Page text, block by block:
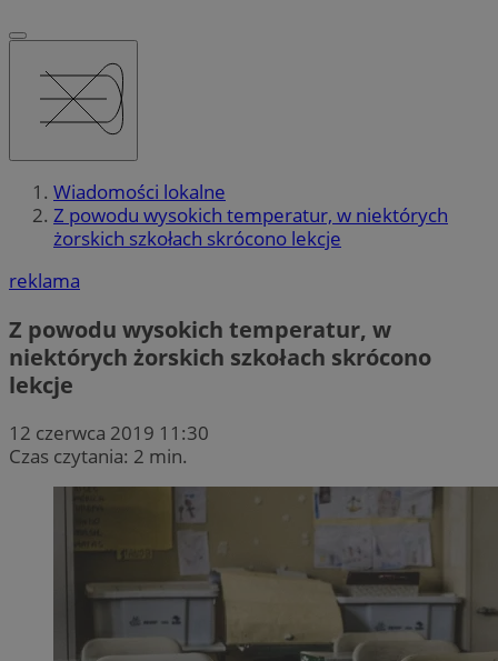
Wiadomości lokalne
Z powodu wysokich temperatur, w niektórych
żorskich szkołach skrócono lekcje
reklama
Z powodu wysokich temperatur, w
niektórych żorskich szkołach skrócono
lekcje
12 czerwca 2019 11:30
Czas czytania: 2 min.